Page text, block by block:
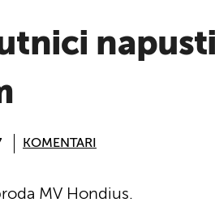
KOMENTARI
MV Hondius.